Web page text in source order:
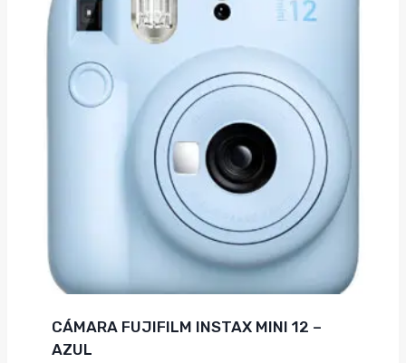
CÁMARA FUJIFILM INSTAX MINI 12 –
AZUL